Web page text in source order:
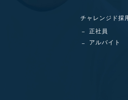
チャレンジド採
正社員
アルバイト